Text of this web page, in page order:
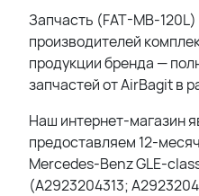
Запчасть (FAT-MB-
производителей
продукции бренда —
запчастей от AirBagit в
Наш интернет-магазин
предоставляем 12-
Mercedes-Benz GLE-
(A2923204313;